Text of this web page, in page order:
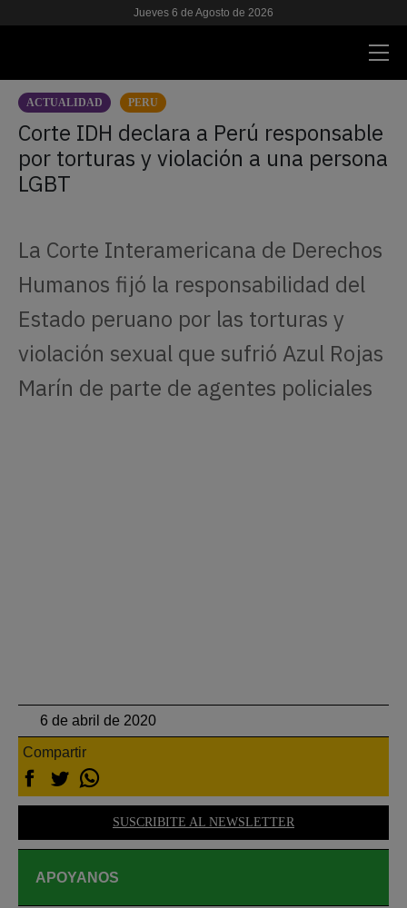
Jueves 6 de Agosto de 2026
ACTUALIDAD
INVESTIGACIONES
ESCUELA
NOSOTRES
APOYANOS
ACTUALIDAD PERU
Corte IDH declara a Perú responsable
por torturas y violación a una persona
LGBT
La Corte Interamericana de Derechos
Humanos fijó la responsabilidad del
Estado peruano por las torturas y
violación sexual que sufrió Azul Rojas
Marín de parte de agentes policiales
6 de abril de 2020
Compartir
SUSCRIBITE AL NEWSLETTER
APOYANOS